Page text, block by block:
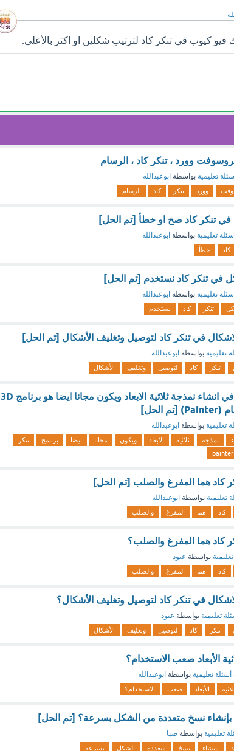
كيوب في تنكر كاد لترتيب شكلين او اكثر بالأعلى.
وورد ، تنكر كاد ، الرسام
أسئلة تعليمية بواسطة ابوعبدالله
وورد تنكر كاد الرسام
في تنكر كاد صح او خطأ [تم الحل]
أسئلة تعليمية بواسطة ابوعبدالله
كاد خطأ
في تنكر كاد نستخدم [تم الحل]
أسئلة تعليمية بواسطة ابوعبدالله
تنكر كاد نستخدم
في تنكر كاد لتوصيل وتغليف الأشكال [تم الحل]
تعليمية بواسطة ابوعبدالله
تنكر كاد لتوصيل وتغليف الأشكال
ماهو البرنامج الذي يساعدنا في انشاء نمذجة ثلاثية الابعاد ويكون مجانا ايضا هو برنامج 3D
تعليمية بواسطة ابوعبدالله
نمذجة ثلاثية الابعاد ويكون مجانا ايضا برنامج
تنكر
painter
كاد هما المفرغ والصلب [تم الحل]
تعليمية بواسطة ابوعبدالله
كاد هما المفرغ والصلب
كاد هما المفرغ والصلب؟
بواسطة عبود
كاد هما المفرغ والصلب
في تنكر كاد لتوصيل وتغليف الأشكال؟
تعليمية بواسطة عبود
تنكر كاد لتوصيل وتغليف الأشكال
الأبعاد صعب الاستخدام؟
أسئلة تعليمية بواسطة ابوعبدالله
الأبعاد صعب الاستخدام؟
بإنشاء نسخ متعددة من الشكل بسرعة؟ [تم الحل]
تعليمية بواسطة صبا
بإنشاء نسخ متعددة الشكل بسرعة